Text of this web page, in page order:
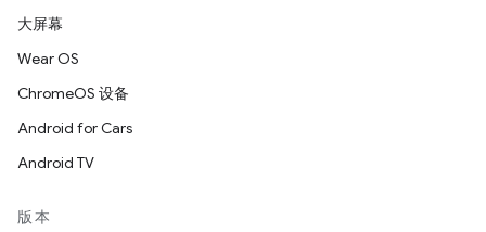
大屏幕
Wear OS
ChromeOS 设备
Android for Cars
Android TV
版本